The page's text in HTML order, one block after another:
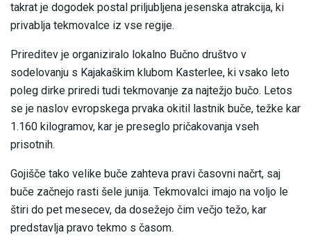
takrat je dogodek postal priljubljena jesenska atrakcija, ki
privablja tekmovalce iz vse regije.
Prireditev je organiziralo lokalno Bučno društvo v
sodelovanju s Kajakaškim klubom Kasterlee, ki vsako leto
poleg dirke priredi tudi tekmovanje za najtežjo bučo. Letos
se je naslov evropskega prvaka okitil lastnik buče, težke kar
1.160 kilogramov, kar je preseglo pričakovanja vseh
prisotnih.
Gojišče tako velike buče zahteva pravi časovni načrt, saj
buče začnejo rasti šele junija. Tekmovalci imajo na voljo le
štiri do pet mesecev, da dosežejo čim večjo težo, kar
predstavlja pravo tekmo s časom.